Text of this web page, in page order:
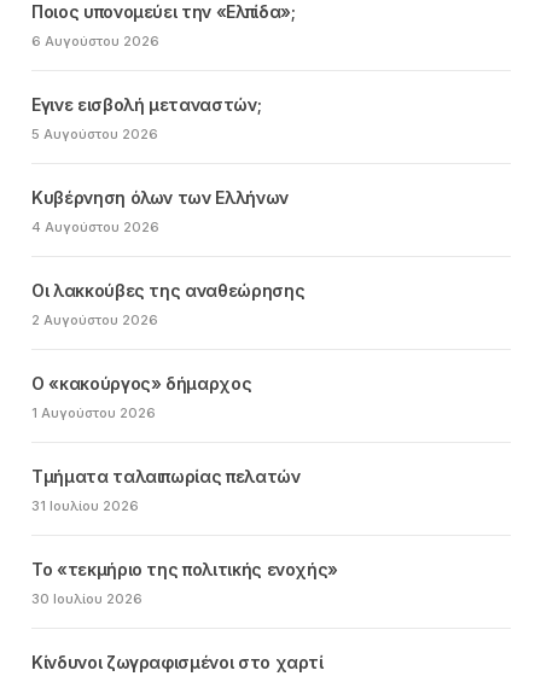
Ποιος υπονομεύει την «Ελπίδα»;
6 Αυγούστου 2026
Εγινε εισβολή μεταναστών;
5 Αυγούστου 2026
Κυβέρνηση όλων των Ελλήνων
4 Αυγούστου 2026
Οι λακκούβες της αναθεώρησης
2 Αυγούστου 2026
Ο «κακούργος» δήμαρχος
1 Αυγούστου 2026
Τμήματα ταλαιπωρίας πελατών
31 Ιουλίου 2026
Το «τεκμήριο της πολιτικής ενοχής»
30 Ιουλίου 2026
Κίνδυνοι ζωγραφισμένοι στο χαρτί